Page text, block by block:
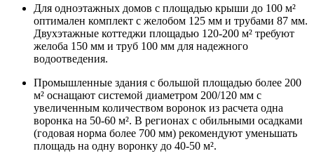
Для одноэтажных домов с площадью крыши до 100 м²
оптимален комплект с желобом 125 мм и трубами 87 мм.
Двухэтажные коттеджи площадью 120-200 м² требуют
желоба 150 мм и труб 100 мм для надежного
водоотведения.
Промышленные здания с большой площадью более 200
м² оснащают системой диаметром 200/120 мм с
увеличенным количеством воронок из расчета одна
воронка на 50-60 м². В регионах с обильными осадками
(годовая норма более 700 мм) рекомендуют уменьшать
площадь на одну воронку до 40-50 м².